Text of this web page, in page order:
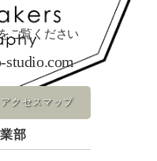
ご覧ください
studio.com
アクセスマップ
部